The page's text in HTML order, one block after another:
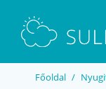
Főoldal